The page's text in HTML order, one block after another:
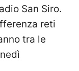
San Siro.
reti
tra le